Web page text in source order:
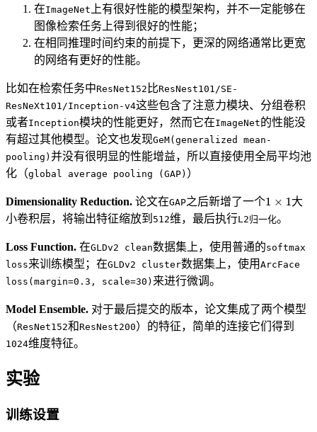
在ImageNet 上有很好性能的模型架构，并不一定能够在
图像检索任务上得到很好的性能；
在相同推理时间约束的前提下，更深的网络通常比更宽
的网络有更好的性能。
比如在检索任务中ResNet152 比ResNest101/SE-
ResNeXt101/Inception-v4这些包含了注意力模块、分组卷积
或者Inception模块的性能更好，然而它在ImageNet的性能没
有超过其他模型。论文也发现GeM(generalized mean-
pooling) 并没有很明显的性能增益，所以直接使用全局平均池
化（global average pooling (GAP) ）
Dimensionality Reduction. 论文在GAP之后新增了一个
大
小卷积层，将输出特征缩放到 512维，最后执行L2归一化。
Loss Function. 在GLDv2 clean数据集上，使用普通的softmax
loss来训练模型；在GLDv2 cluster数据集上，使用 ArcFace
loss(margin=0.3, scale=30) 来进行微调。
Model Ensemble. 对于最后提交的版本，论文集成了两个模型
（ResNet152和ResNest200）的特征，简单的连接它们得到
1024维度特征。
实验
训练设置